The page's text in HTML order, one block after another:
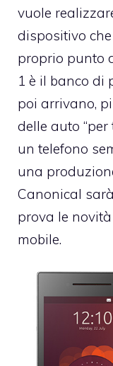
vuole
dispositivo che
proprio punto
1 è il banco di
poi arrivano,
delle auto “per
un telefono
una
Canonical
prova le
mobile.